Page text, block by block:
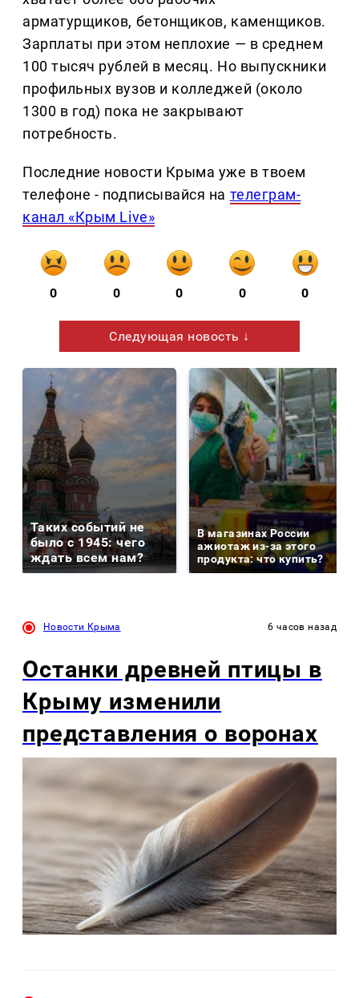
арматурщиков, бетонщиков, каменщиков.
Зарплаты при этом неплохие — в среднем
100 тысяч рублей в месяц. Но выпускники
профильных вузов и колледжей (около
1300 в год) пока не закрывают
потребность.
Последние новости Крыма уже в твоем
телефоне - подписывайся на телеграм-
канал «Крым Live»
0 0 0 0 0
Следующая новость ↓
Таких событий не
было с 1945: чего
ждать всем нам?
В магазинах России
ажиотаж из-за этого
продукта: что купить?
Новости Крыма 6 часов назад
Останки древней птицы в
Крыму изменили
представления о воронах